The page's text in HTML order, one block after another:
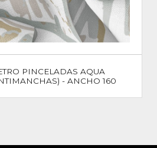
PINCELADAS AQUA
- ANCHO 160